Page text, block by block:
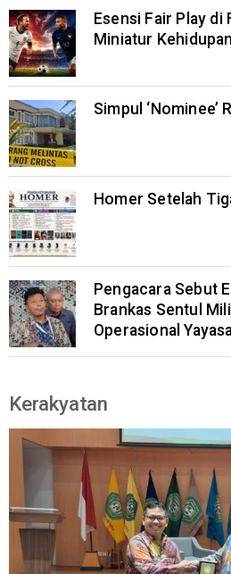
Esensi Fair Play di
Miniatur
Simpul ‘Nominee’
Homer Setelah
Pengacara Sebut
Brankas Sentul
Operasional
Kerakyatan